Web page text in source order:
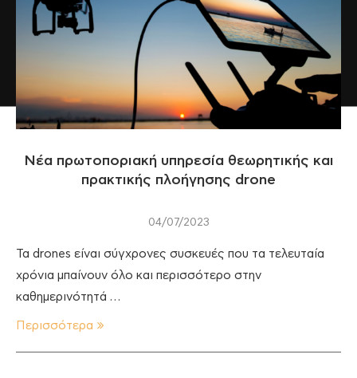
Νέα πρωτοποριακή υπηρεσία θεωρητικής και
πρακτικής πλοήγησης drone
04/07/2023
Τα drones είναι σύγχρονες συσκευές που τα τελευταία
χρόνια μπαίνουν όλο και περισσότερο στην
καθημερινότητά …
Περισσότερα